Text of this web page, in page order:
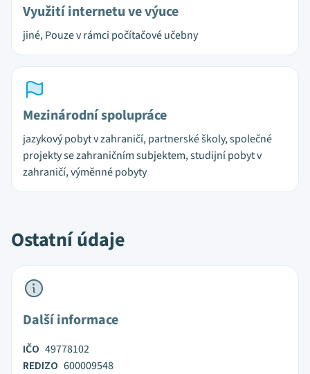
Využití internetu ve výuce
jiné, Pouze v rámci počítačové učebny
Mezinárodní spolupráce
jazykový pobyt v zahraničí, partnerské školy, společné
projekty se zahraničním subjektem, studijní pobyt v
zahraničí, výměnné pobyty
Ostatní údaje
Další informace
IČO 49778102
REDIZO 600009548